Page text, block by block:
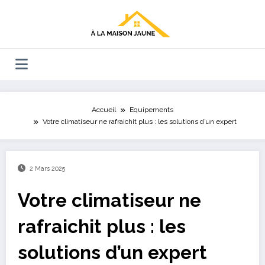
Accueil
Equipements
Votre climatiseur ne rafraichit plus : les solutions d’un expert
2 Mars 2025
Votre climatiseur ne
rafraichit plus : les
solutions d’un expert